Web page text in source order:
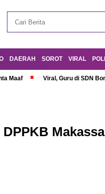
DAERAH SOROT VIRAL
Maaf Viral, Guru di SDN